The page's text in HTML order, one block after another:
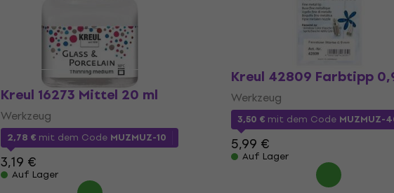
Kreul 16273 Mittel 20 ml
Werkzeug
2,78 € mit dem Code MUZMUZ-10
3,19 €
Auf Lager
Kreul 42809 Farbtipp
Werkzeug
3,50 € mit dem Code MUZMUZ-
5,99 €
Auf Lager